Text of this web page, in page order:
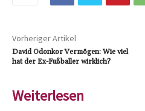
Vorheriger Artikel
David Odonkor Vermögen: Wie viel
hat der Ex-Fußballer wirklich?
Weiterlesen